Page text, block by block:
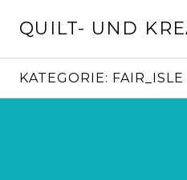
zumQUILT- UND
KATEGORIE: FAIR_ISLE